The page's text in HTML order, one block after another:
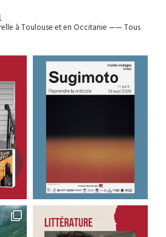
à Toulouse et en Occitanie——Tous